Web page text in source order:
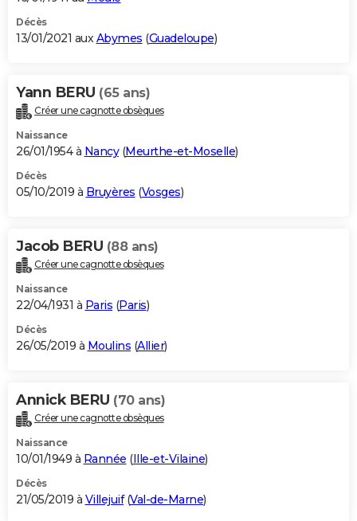
Décès
13/01/2021 auxAbymes (Guadeloupe)
Yann BERU (65 ans)
Créer une cagnotte obsèques
Naissance
26/01/1954 à Nancy(Meurthe-et-Moselle)
Décès
05/10/2019 à Bruyères (Vosges)
Jacob BERU (88 ans)
Créer une cagnotte obsèques
Naissance
22/04/1931 à Paris (Paris)
Décès
26/05/2019 à Moulins (Allier)
Annick BERU (70 ans)
Créer une cagnotte obsèques
Naissance
10/01/1949 à Rannée (Ille-et-Vilaine)
Décès
21/05/2019 à Villejuif(Val-de-Marne)